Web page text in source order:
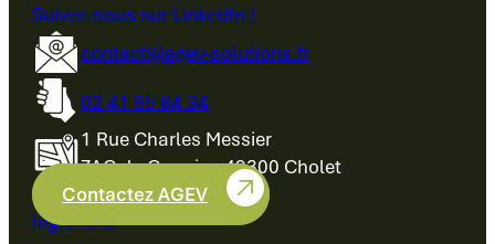
Suivez-nous sur LinkedIn !
contact@agev-solutions.fr
02 41 85 64 34
1 Rue Charles Messier
ZAC du Cormier, 49300 Cholet
Contactez AGEV
Ingénierie